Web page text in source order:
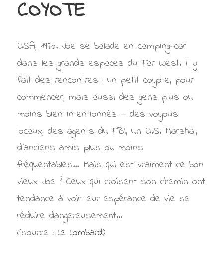
COYOTE
USA, 1970. Joe se balade en camping-car
dans les grands espaces du Far West. Il y
fait des rencontres : un petit coyote, pour
commencer, mais aussi des gens plus ou
moins bien intentionnés — des voyous
locaux, des agents du FBI, un U.S. Marshal,
d’anciens amis plus ou moins
fréquentables… Mais qui est vraiment ce bon
vieux Joe ? Ceux qui croisent son chemin ont
tendance à voir leur espérance de vie se
réduire dangereusement…
(source : Le Lombard)